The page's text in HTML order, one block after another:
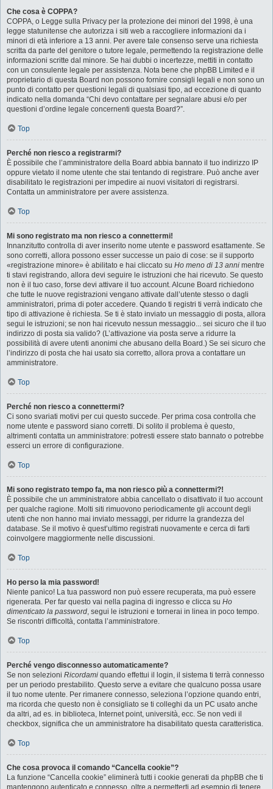
Che cosa è COPPA?
COPPA, o Legge sulla Privacy per la protezione dei minori del 1998, è una
legge statunitense che autorizza i siti web a raccogliere informazioni da i
minori di età inferiore a 13 anni. Per avere tale consenso serve una richiesta
scritta da parte del genitore o tutore legale, permettendo la registrazione delle
informazioni scritte dal minore. Se hai dubbi o incertezze, mettiti in contatto
con un consulente legale per assistenza. Nota bene che phpBB Limited e il
proprietario di questa Board non possono fornire consigli legali e non sono un
punto di contatto per questioni legali di qualsiasi tipo, ad eccezione di quanto
indicato nella domanda “Chi devo contattare per segnalare abusi e/o per
questioni d’ordine legale concernenti questa Board?”.
Top
Perché non riesco a registrarmi?
È possibile che l’amministratore della Board abbia bannato il tuo indirizzo IP
oppure vietato il nome utente che stai tentando di registrare. Può anche aver
disabilitato le registrazioni per impedire ai nuovi visitatori di registrarsi.
Contatta un amministratore per avere assistenza.
Top
Mi sono registrato ma non riesco a connettermi!
Innanzitutto controlla di aver inserito nome utente e password esattamente. Se
sono corretti, allora possono esser successe un paio di cose: se il supporto
«registrazione minore» è abilitato e hai cliccato su Ho meno di 13 anni mentre
ti stavi registrando, allora devi seguire le istruzioni che hai ricevuto. Se questo
non è il tuo caso, forse devi attivare il tuo account. Alcune Board richiedono
che tutte le nuove registrazioni vengano attivate dall’utente stesso o dagli
amministratori, prima di poter accedere. Quando ti registri ti verrà indicato che
tipo di attivazione è richiesta. Se ti è stato inviato un messaggio di posta, allora
segui le istruzioni; se non hai ricevuto nessun messaggio... sei sicuro che il tuo
indirizzo di posta sia valido? (L’attivazione via posta serve a ridurre la
possibilità di avere utenti anonimi che abusano della Board.) Se sei sicuro che
l’indirizzo di posta che hai usato sia corretto, allora prova a contattare un
amministratore.
Top
Perché non riesco a connettermi?
Ci sono svariati motivi per cui questo succede. Per prima cosa controlla che
nome utente e password siano corretti. Di solito il problema è questo,
altrimenti contatta un amministratore: potresti essere stato bannato o potrebbe
esserci un errore di configurazione.
Top
Mi sono registrato tempo fa, ma non riesco più a connettermi?!
È possibile che un amministratore abbia cancellato o disattivato il tuo account
per qualche ragione. Molti siti rimuovono periodicamente gli account degli
utenti che non hanno mai inviato messaggi, per ridurre la grandezza del
database. Se il motivo è quest’ultimo registrati nuovamente e cerca di farti
coinvolgere maggiormente nelle discussioni.
Top
Ho perso la mia password!
Niente panico! La tua password non può essere recuperata, ma può essere
rigenerata. Per far questo vai nella pagina di ingresso e clicca su Ho
dimenticato la password, segui le istruzioni e tornerai in linea in poco tempo.
Se riscontri difficoltà, contatta l’amministratore.
Top
Perché vengo disconnesso automaticamente?
Se non selezioni Ricordami quando effettui il login, il sistema ti terrà connesso
per un periodo prestabilito. Questo serve a evitare che qualcuno possa usare
il tuo nome utente. Per rimanere connesso, seleziona l’opzione quando entri,
ma ricorda che questo non è consigliato se ti colleghi da un PC usato anche
da altri, ad es. in biblioteca, Internet point, università, ecc. Se non vedi il
checkbox, significa che un amministratore ha disabilitato questa caratteristica.
Top
Che cosa provoca il comando “Cancella cookie”?
La funzione “Cancella cookie” eliminerà tutti i cookie generati da phpBB che ti
mantengono autenticato e connesso, oltre a permetterti ad esempio di tenere